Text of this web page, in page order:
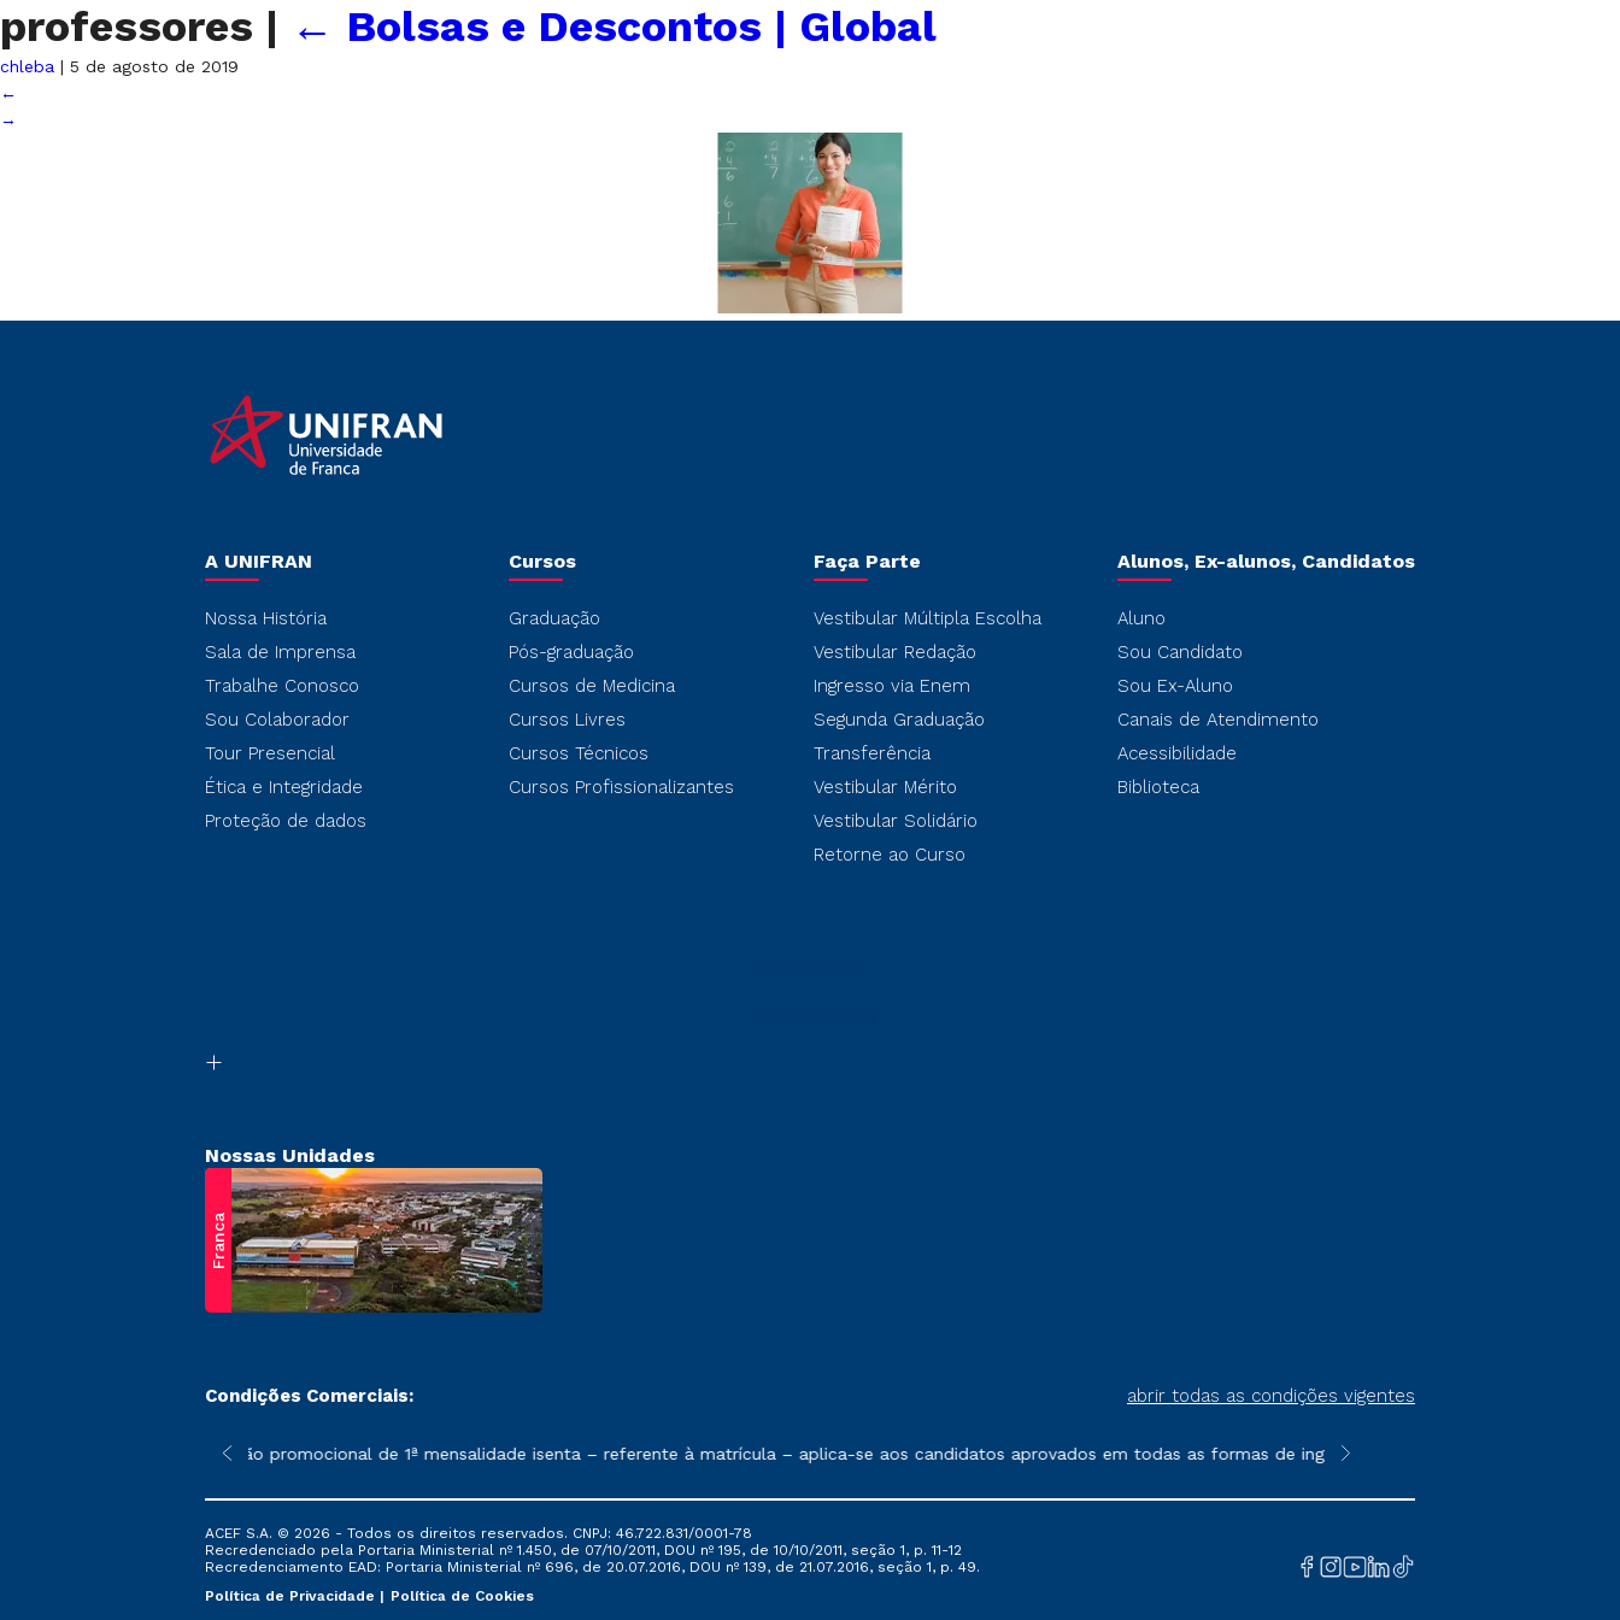
professores | ← Bolsas e Descontos | Global
chleba | 5 de agosto de 2019
←
→
A UNIFRAN
Nossa História
Sala de Imprensa
Trabalhe Conosco
Sou Colaborador
Tour Presencial
Ética e Integridade
Proteção de dados
Cursos
Graduação
Pós-graduação
Cursos de Medicina
Cursos Livres
Cursos Técnicos
Cursos Profissionalizantes
Faça Parte
Vestibular Múltipla Escolha
Vestibular Redação
Ingresso via Enem
Segunda Graduação
Transferência
Vestibular Mérito
Vestibular Solidário
Retorne ao Curso
Alunos, Ex-alunos, Candidatos
Aluno
Sou Candidato
Sou Ex-Aluno
Canais de Atendimento
Acessibilidade
Biblioteca
Nossas Unidades
Franca
Condições Comerciais: abrir todas as condições vigentes
sofrer alterações nos períodos de rematrícula conforme exposto no contrato de prestação de serviços
*A condição promocional de 1ª mensalidade isenta – referente à matrícula – aplica-se aos candidatos aprovados em todas as formas de ingresso, exceto na prova on-line
**Semipresencial é um formato do
ACEF S.A. © 2026 - Todos os direitos reservados. CNPJ: 46.722.831/0001-78
Recredenciado pela Portaria Ministerial nº 1.450, de 07/10/2011, DOU nº 195, de 10/10/2011, seção 1, p. 11-12
Recredenciamento EAD: Portaria Ministerial nº 696, de 20.07.2016, DOU nº 139, de 21.07.2016, seção 1, p. 49.
Política de Privacidade
Política de Cookies